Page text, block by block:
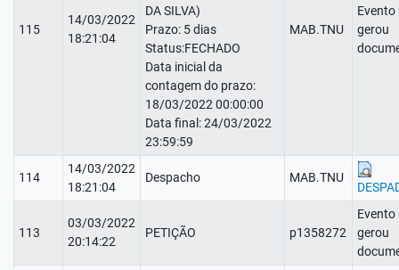
115
14/03/2022
18:21:04
DA SILVA)
Prazo: 5 dias
Status:FECHADO
Data inicial da
contagem do prazo:
18/03/2022 00:00:00
Data final: 24/03/2022
23:59:59
MAB.TNU
Evento
gerou
114
14/03/2022
18:21:04
Despacho MAB.TNU
113
03/03/2022
20:14:22
PETIÇÃO p1358272
Evento
gerou